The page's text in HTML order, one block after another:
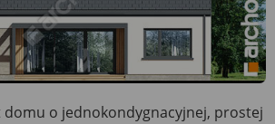
o jednokondygnacyjnej, prostej